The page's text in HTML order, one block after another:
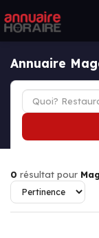
Annuaire
0 résultat pour